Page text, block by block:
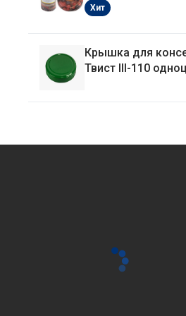
Хит
Крышка для
Твист III-110